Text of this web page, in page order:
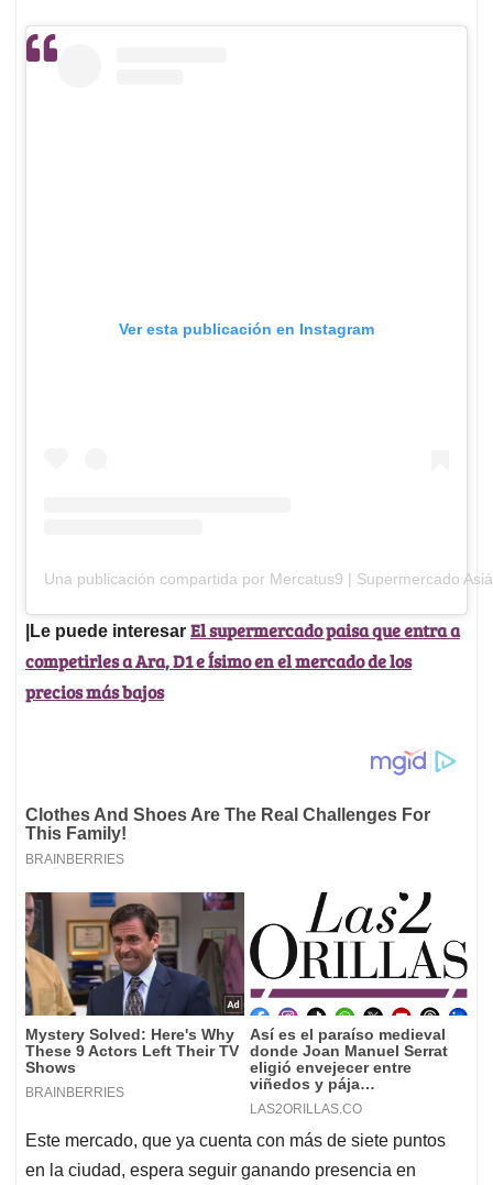
Ver esta publicación en Instagram
Una publicación compartida por Mercatus9 | Supermercado
|Le puede interesar El supermercado paisa que entra a
competirles a Ara, D1 e Ísimo en el mercado de los
precios más bajos
Este mercado, que ya cuenta con más de siete puntos
en la ciudad, espera seguir ganando presencia en